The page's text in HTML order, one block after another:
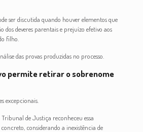
ser discutida quando houver elementos que
dos deveres parentais e prejuízo efetivo aos
filho.
das provas produzidas no processo.
permite retirar o sobrenome
excepcionais.
de Justiça reconheceu essa
considerando a inexistência de